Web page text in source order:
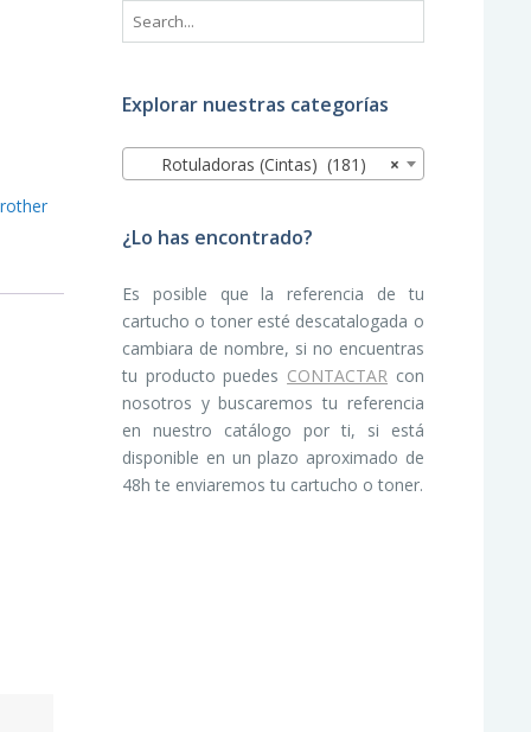
Explorar nuestras categorías
×
Rotuladoras (Cintas) (181)
¿Lo has encontrado?
Es posible que la referencia de tu
cartucho o toner esté descatalogada o
cambiara de nombre, si no encuentras
tu producto puedes CONTACTAR con
nosotros y buscaremos tu referencia
en nuestro catálogo por ti, si está
disponible en un plazo aproximado de
48h te enviaremos tu cartucho o toner.